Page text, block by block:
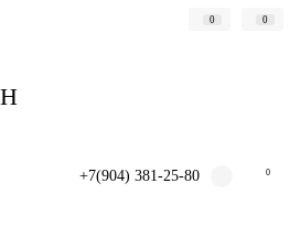
0 0
+7(904) 381-25-80 0